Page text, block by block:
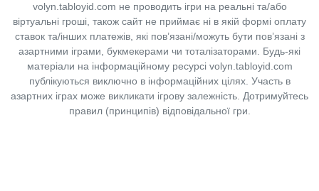
volyn.tabloyid.com не проводить ігри на реальні та/або
віртуальні гроші, також сайт не приймає ні в якій формі оплату
ставок та/інших платежів, які пов’язані/можуть бути пов’язані з
азартними іграми, букмекерами чи тоталізаторами. Будь-які
матеріали на інформаційному ресурсі volyn.tabloyid.com
публікуються виключно в інформаційних цілях. Участь в
азартних іграх може викликати ігрову залежність. Дотримуйтесь
правил (принципів) відповідальної гри.